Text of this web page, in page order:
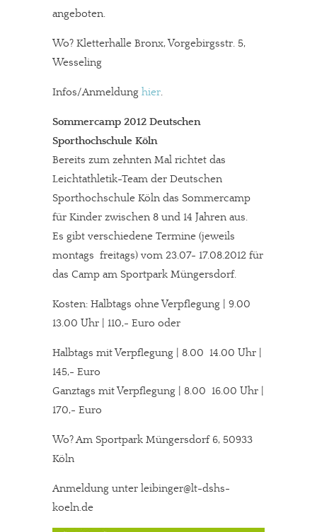
angeboten.
Wo? Kletterhalle Bronx, Vorgebirgsstr. 5,
Wesseling
Infos/Anmeldung hier.
Sommercamp 2012 Deutschen
Sporthochschule Köln
Bereits zum zehnten Mal richtet das
Leichtathletik-Team der Deutschen
Sporthochschule Köln das Sommercamp
für Kinder zwischen 8 und 14 Jahren aus.
Es gibt verschiedene Termine (jeweils
montags  freitags) vom 23.07- 17.08.2012 für
das Camp am Sportpark Müngersdorf.
Kosten: Halbtags ohne Verpflegung | 9.00 
13.00 Uhr | 110,- Euro oder
Halbtags mit Verpflegung | 8.00  14.00 Uhr |
145,- Euro
Ganztags mit Verpflegung | 8.00  16.00 Uhr |
170,- Euro
Wo? Am Sportpark Müngersdorf 6, 50933
Köln
Anmeldung unter leibinger@lt-dshs-
koeln.de